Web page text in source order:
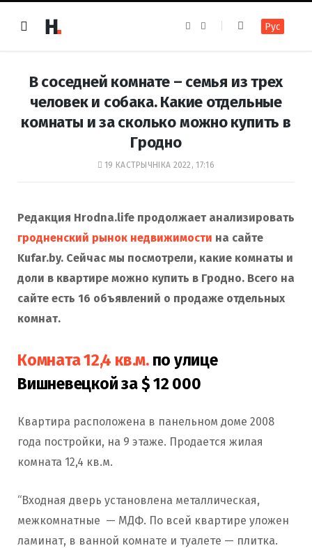
e
o
k
t
r
a
m
Рус
В соседней комнате – семья из трех
человек и собака. Какие отдельные
комнаты и за сколько можно купить в
Гродно
19 КАСТРЫЧНІКА 2022, 17:16
Редакция Hrodna.life продолжает анализировать
гродненский рынок недвижимости на сайте
Kufar.by. Сейчас мы посмотрели, какие комнаты и
доли в квартире можно купить в Гродно. Всего на
сайте есть 16 объявлений о продаже отдельных
комнат.
Комната 12,4 кв.м.по улице
Вишневецкой за $ 12 000
Квартира расположена в панельном доме 2008
года постройки, на 9 этаже. Продается жилая
комната 12,4 кв.м.
“Входная дверь установлена металлическая,
межкомнатные — МДФ. По всей квартире уложен
ламинат, в ванной комнате и туалете — плитка.